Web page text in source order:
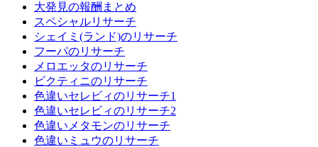
大発見の報酬まとめ
スペシャルリサーチ
シェイミ(ランド)のリサーチ
フーパのリサーチ
メロエッタのリサーチ
ビクティニのリサーチ
色違いセレビィのリサーチ1
色違いセレビィのリサーチ2
色違いメタモンのリサーチ
色違いミュウのリサーチ